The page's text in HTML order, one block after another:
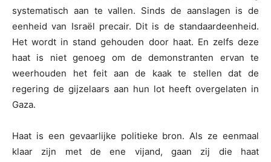
systematisch aan te vallen. Sinds de aanslagen is de
eenheid van Israël precair. Dit is de standaardeenheid.
Het wordt in stand gehouden door haat. En zelfs deze
haat is niet genoeg om de demonstranten ervan te
weerhouden het feit aan de kaak te stellen dat de
regering de gijzelaars aan hun lot heeft overgelaten in
Gaza.
Haat is een gevaarlijke politieke bron. Als ze eenmaal
klaar zijn met de ene vijand, gaan zij die haat